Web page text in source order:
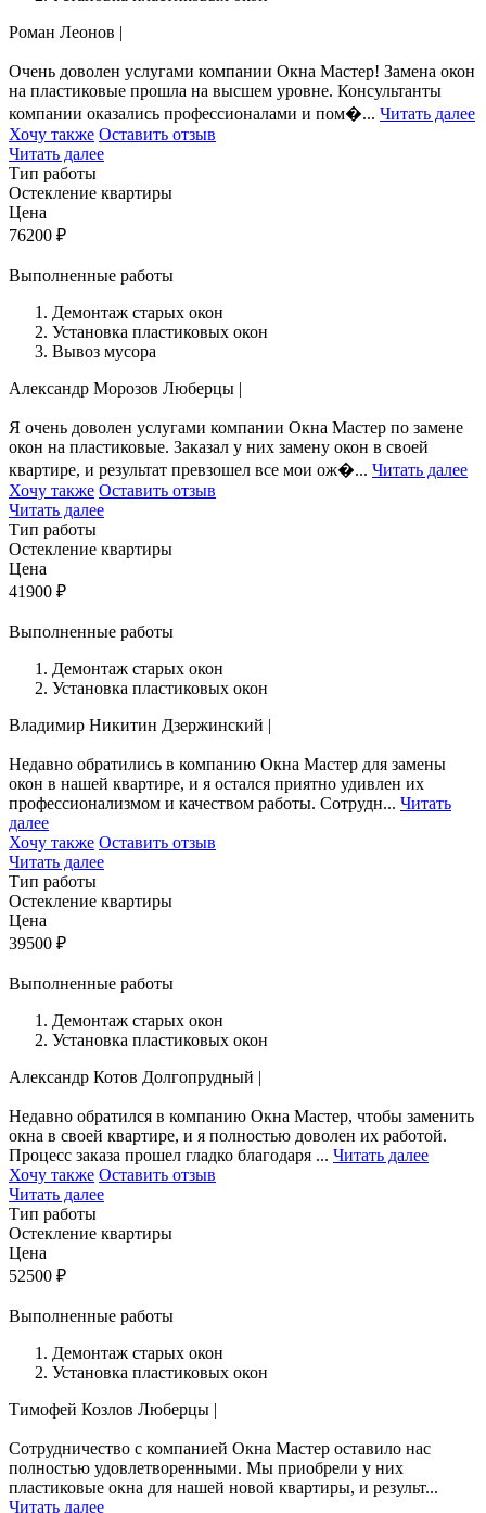
Роман Леонов |
Очень доволен услугами компании Окна Мастер! Замена окон
на пластиковые прошла на высшем уровне. Консультанты
компании оказались профессионалами и пом�... Читать далее
Хочу также Оставить отзыв
Читать далее
Тип работы
Остекление квартиры
Цена
76200 ₽
Выполненные работы
Демонтаж старых окон
Установка пластиковых окон
Вывоз мусора
Александр Морозов Люберцы |
Я очень доволен услугами компании Окна Мастер по замене
окон на пластиковые. Заказал у них замену окон в своей
квартире, и результат превзошел все мои ож�... Читать далее
Хочу также Оставить отзыв
Читать далее
Тип работы
Остекление квартиры
Цена
41900 ₽
Выполненные работы
Демонтаж старых окон
Установка пластиковых окон
Владимир Никитин Дзержинский |
Недавно обратились в компанию Окна Мастер для замены
окон в нашей квартире, и я остался приятно удивлен их
профессионализмом и качеством работы. Сотрудн... Читать
далее
Хочу также Оставить отзыв
Читать далее
Тип работы
Остекление квартиры
Цена
39500 ₽
Выполненные работы
Демонтаж старых окон
Установка пластиковых окон
Александр Котов Долгопрудный |
Недавно обратился в компанию Окна Мастер, чтобы заменить
окна в своей квартире, и я полностью доволен их работой.
Процесс заказа прошел гладко благодаря ... Читать далее
Хочу также Оставить отзыв
Читать далее
Тип работы
Остекление квартиры
Цена
52500 ₽
Выполненные работы
Демонтаж старых окон
Установка пластиковых окон
Тимофей Козлов Люберцы |
Сотрудничество с компанией Окна Мастер оставило нас
полностью удовлетворенными. Мы приобрели у них
пластиковые окна для нашей новой квартиры, и результ...
Читать далее